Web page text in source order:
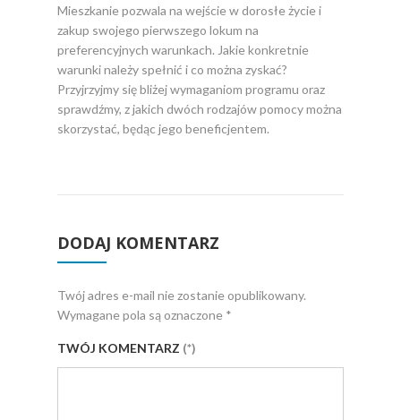
Mieszkanie pozwala na wejście w dorosłe życie i
zakup swojego pierwszego lokum na
preferencyjnych warunkach. Jakie konkretnie
warunki należy spełnić i co można zyskać?
Przyjrzyjmy się bliżej wymaganiom programu oraz
sprawdźmy, z jakich dwóch rodzajów pomocy można
skorzystać, będąc jego beneficjentem.
DODAJ KOMENTARZ
Twój adres e-mail nie zostanie opublikowany.
Wymagane pola są oznaczone *
TWÓJ KOMENTARZ (*)